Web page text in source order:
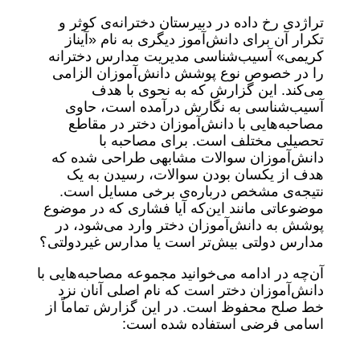
تراژدی رخ داده در دبیرستان دخترانه‌ی کوثر و
تکرار آن برای دانش‌آموز دیگری به نام «آیناز
کریمی» آسیب‌شناسی مدیریت مدارس دخترانه
را در خصوص نوع پوشش دانش‌آموزان الزامی
‌می‌کند. این گزارش که به نحوی با هدف
آسیب‌شناسی به نگارش درآمده است، حاوی
مصاحبه‌هایی با دانش‌آموزان دختر در مقاطع
تحصیلی مختلف است. برای مصاحبه با
دانش‌آموزان سوالات مشابهی طراحی شده که
هدف از یکسان بودن سوالات، رسیدن به یک
نتیجه‌ی مشخص درباره‌ی برخی مسایل است.
موضوعاتی مانند این‌که آیا فشاری که در موضوع
پوشش به دانش‌آموزان دختر وارد می‌شود، در
مدارس دولتی بیش‌تر است یا مدارس غیردولتی؟
آن‌چه در ادامه می‌خوانید مجموعه مصاحبه‌هایی با
دانش‌آموزان دختر است که نام اصلی آنان نزد
خط صلح محفوظ است. در این گزارش تماماً از
اسامی فرضی استفاده شده است: